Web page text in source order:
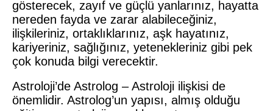
gösterecek, zayıf ve güçlü yanlarınız, hayatta
nereden fayda ve zarar alabileceğiniz,
ilişkileriniz, ortaklıklarınız, aşk hayatınız,
kariyeriniz, sağlığınız, yetenekleriniz gibi pek
çok konuda bilgi verecektir.
Astroloji’de Astrolog – Astroloji ilişkisi de
önemlidir. Astrolog’un yapısı, almış olduğu